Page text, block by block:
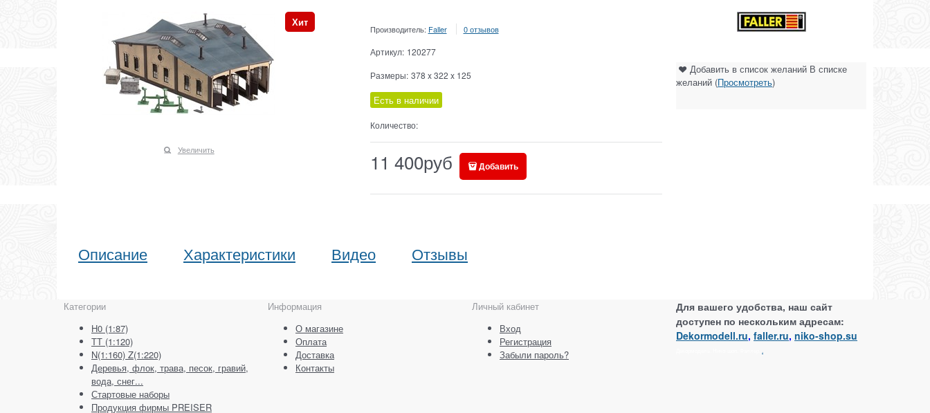
Хит
Увеличить
Производитель: Faller 0 отзывов
Артикул: 120277
Размеры: 378 x 322 x 125
Есть в наличии
Количество:
11 400руб Добавить
Описание Характеристики Видео Отзывы
Добавить в список желаний В списке
желаний (Просмотреть)
Категории
H0 (1:87)
ТТ (1:120)
N(1:160) Z(1:220)
Деревья, флок, трава, песок, гравий,
вода, снег...
Стартовые наборы
Продукция фирмы PREISER
Информация
О магазине
Оплата
Доставка
Контакты
Личный кабинет
Вход
Регистрация
Забыли пароль?
Для вашего удобства, наш сайт
доступен по нескольким адресам:
Dekormodell.ru, faller.ru, niko-shop.su
.